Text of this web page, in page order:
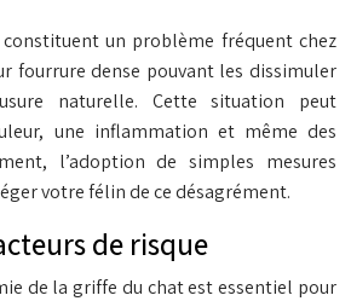
un problème fréquent chez
fourrure dense pouvant les dissimuler
naturelle. Cette situation peut
une inflammation et même des
l’adoption de simples mesures
votre félin de ce désagrément.
de risque
de la griffe du chat est essentiel pour